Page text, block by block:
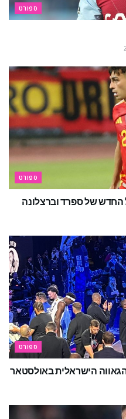
ספורט
ספורט
של ספרד וברצלונה
ספורט
הישראלית באולסטאר